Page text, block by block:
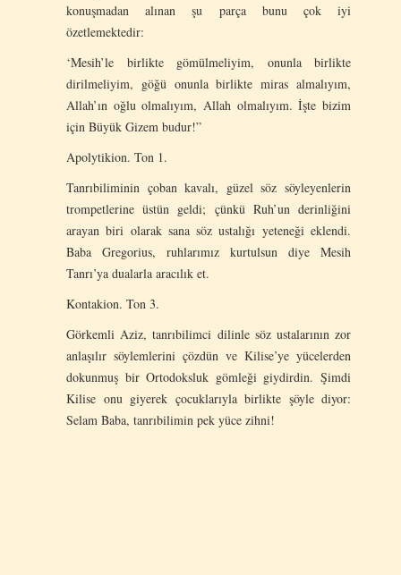
konuşmadan alınan şu parça bunu çok iyi
özetlemektedir:
‘Mesih’le birlikte gömülmeliyim, onunla birlikte
dirilmeliyim, göğü onunla birlikte miras almalıyım,
Allah’ın oğlu olmalıyım, Allah olmalıyım. İşte bizim
için Büyük Gizem budur!”
Apolytikion. Ton 1.
Tanrıbiliminin çoban kavalı, güzel söz söyleyenlerin
trompetlerine üstün geldi; çünkü Ruh’un derinliğini
arayan biri olarak sana söz ustalığı yeteneği eklendi.
Baba Gregorius, ruhlarımız kurtulsun diye Mesih
Tanrı’ya dualarla aracılık et.
Kontakion. Ton 3.
Görkemli Aziz, tanrıbilimci dilinle söz ustalarının zor
anlaşılır söylemlerini çözdün ve Kilise’ye yücelerden
dokunmuş bir Ortodoksluk gömleği giydirdin. Şimdi
Kilise onu giyerek çocuklarıyla birlikte şöyle diyor:
Selam Baba, tanrıbilimin pek yüce zihni!